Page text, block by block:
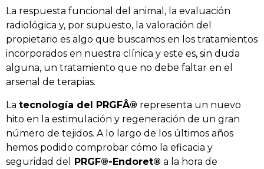
La respuesta funcional del animal, la evaluación
radiológica y, por supuesto, la valoración del
propietario es algo que buscamos en los tratamientos
incorporados en nuestra clínica y este es, sin duda
alguna, un tratamiento que no debe faltar en el
arsenal de terapias.
La tecnología del PRGFÂ® representa un nuevo
hito en la estimulación y regeneración de un gran
número de tejidos. A lo largo de los últimos años
hemos podido comprobar cómo la eficacia y
seguridad del
PRGF®-Endoret® a la hora de